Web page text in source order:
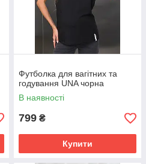
Футболка для вагітних та
годування UNA чорна
В наявності
799 ₴
Купити